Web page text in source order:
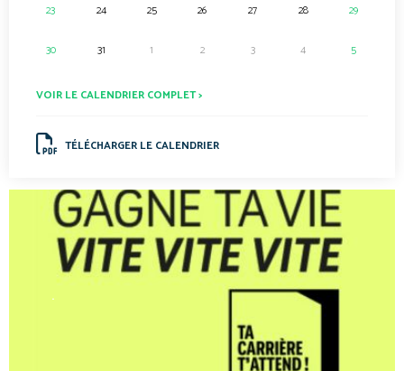
23 24 25 26 27 28 29
30 31 1 2 3 4 5
VOIR LE CALENDRIER COMPLET >
TÉLÉCHARGER LE CALENDRIER
.